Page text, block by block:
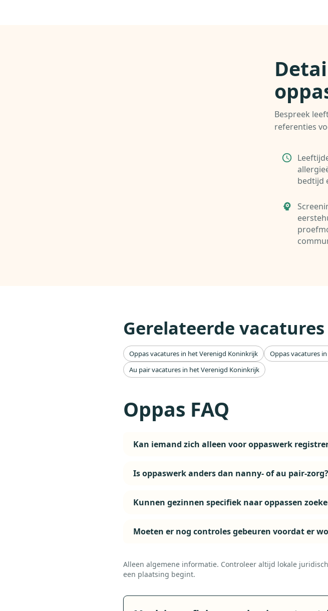
Bespreek
referenties
bedtijd
Gerelateerde vacatures
Oppas vacatures in het Verenigd Koninkrijk Oppas vacatures
Au pair vacatures in het Verenigd Koninkrijk
Oppas FAQ
Kan iemand zich alleen voor oppaswerk
Is oppaswerk anders dan nanny- of au pair-zorg?
Kunnen gezinnen specifiek naar oppassen
Moeten er nog controles gebeuren voordat er
Alleen algemene informatie. Controleer altijd lokale
een plaatsing begint.